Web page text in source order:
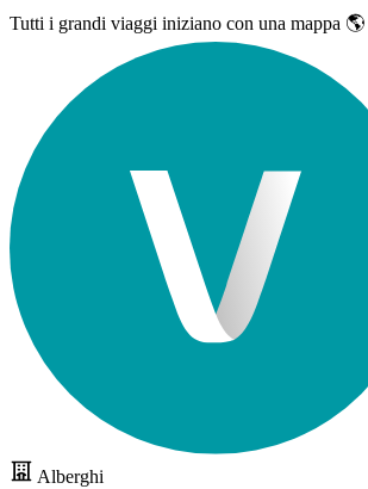
Tutti i grandi viaggi iniziano con una mappa 🌎
Alberghi